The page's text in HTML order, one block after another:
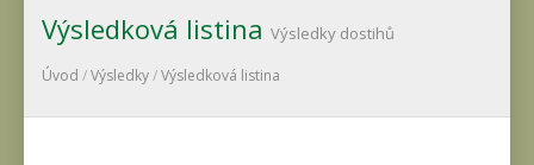
Výsledková listina Výsledky dostihů
Úvod /Výsledky/Výsledková listina